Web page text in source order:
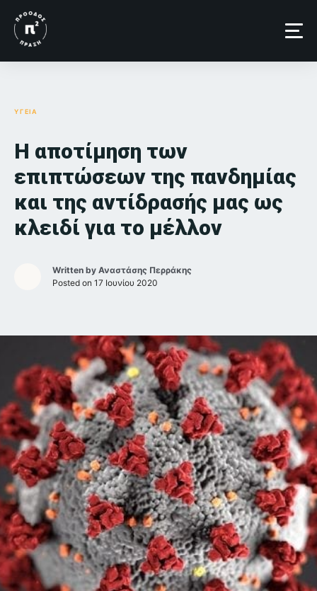
content
ΥΓΕΙΑ
Η αποτίμηση των
επιπτώσεων της πανδημίας
και της αντίδρασής μας ως
κλειδί για το μέλλον
Written by Αναστάσης Περράκης
Posted on 17 Ιουνίου 2020